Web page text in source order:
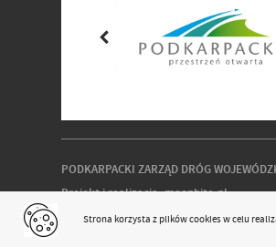
PODKARPACKI ZARZĄD DRÓG
Projekt i realizacja:moonbite.pl
responsivevoice.org
Strona korzysta z plikówcookiesw celu